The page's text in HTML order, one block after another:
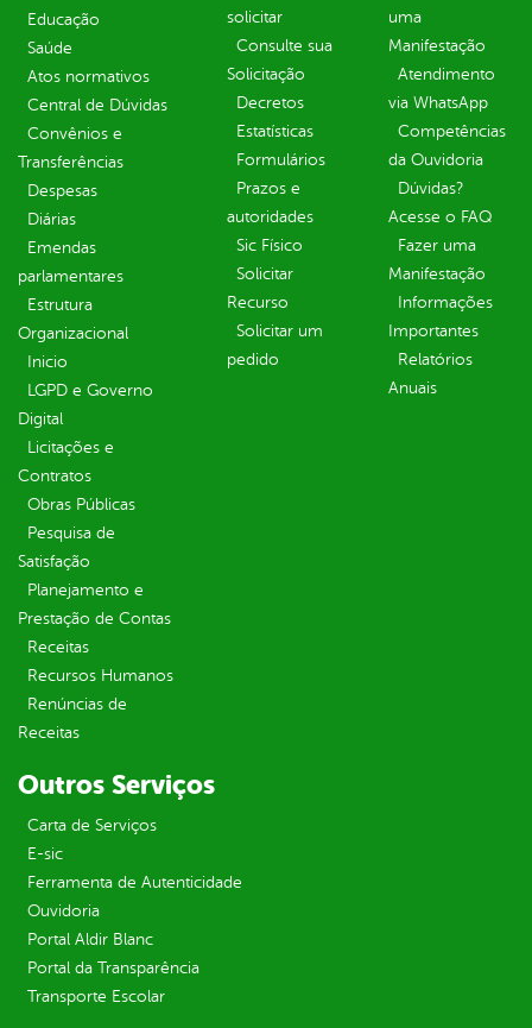
Educação
Saúde
Atos normativos
Central de Dúvidas
Convênios e
Transferências
Despesas
Diárias
Emendas
parlamentares
Estrutura
Organizacional
Inicio
LGPD e Governo
Digital
Licitações e
Contratos
Obras Públicas
Pesquisa de
Satisfação
Planejamento e
Prestação de Contas
Receitas
Recursos Humanos
Renúncias de
Receitas
solicitar
Consulte sua
Solicitação
Decretos
Estatísticas
Formulários
Prazos e
autoridades
Sic Físico
Solicitar
Recurso
Solicitar um
pedido
uma
Manifestação
Atendimento
via WhatsApp
Competências
da Ouvidoria
Dúvidas?
Acesse o FAQ
Fazer uma
Manifestação
Informações
Importantes
Relatórios
Anuais
Outros Serviços
Carta de Serviços
E-sic
Ferramenta de Autenticidade
Ouvidoria
Portal Aldir Blanc
Portal da Transparência
Transporte Escolar